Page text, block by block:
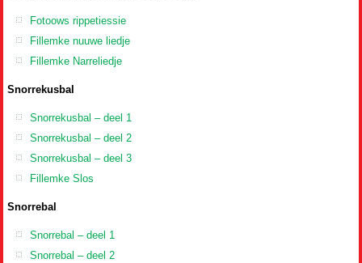
Fotoows rippetiessie
Fillemke nuuwe liedje
Fillemke Narreliedje
Snorrekusbal
Snorrekusbal – deel 1
Snorrekusbal – deel 2
Snorrekusbal – deel 3
Fillemke Slos
Snorrebal
Snorrebal – deel 1
Snorrebal – deel 2